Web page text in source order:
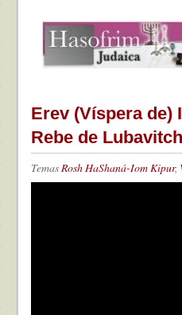
Erev (Víspera de)
Rebe de
TemasRosh HaShaná-Iom Kipur,